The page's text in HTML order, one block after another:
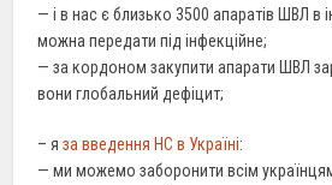
— і в нас є близько 3500 апаратів ШВЛ в
можна передати під інфекційне;
— за кордоном закупити апарати ШВЛ
вони глобальний дефіцит;
– яза введення НС в Україні:
— ми можемо заборонити всім